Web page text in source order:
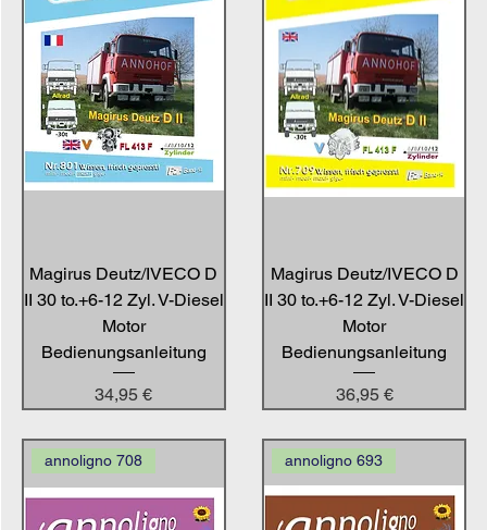
Magirus Deutz/IVECO D
II 30 to.+6-12 Zyl. V-Diesel
Motor
Bedienungsanleitung
Preis
34,95 €
Magirus Deutz/IVECO D
II 30 to.+6-12 Zyl. V-Diesel
Motor
Bedienungsanleitung
Preis
36,95 €
annoligno 708 annoligno 693